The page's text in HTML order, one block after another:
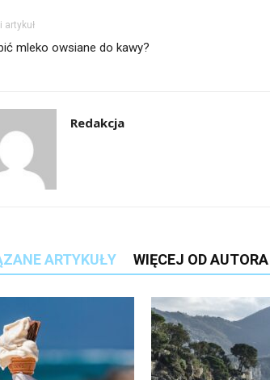
artykuł
mleko owsiane do kawy?
Redakcja
ARTYKUŁY WIĘCEJ OD AUTORA